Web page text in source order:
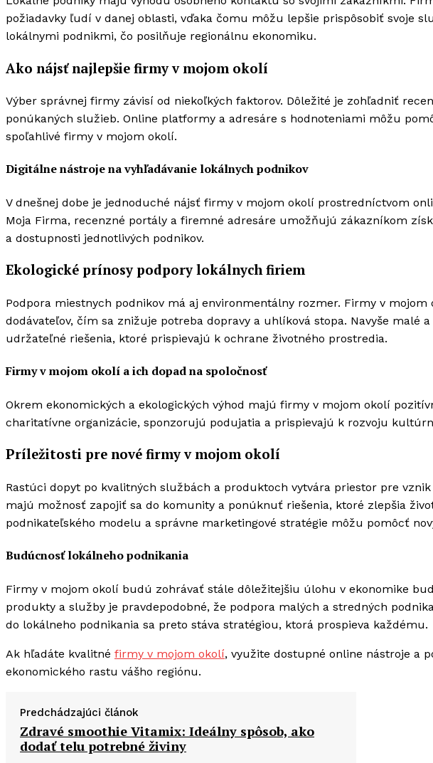
požiadavky ľudí v danej oblasti, vďaka čomu môžu lepšie prispôsobiť svoje
lokálnymi podnikmi, čo posilňuje regionálnu ekonomiku.
Ako nájsť najlepšie firmy v mojom okolí
Výber správnej firmy závisí od niekoľkých faktorov. Dôležité je zohľadniť
ponúkaných služieb. Online platformy a adresáre s hodnoteniami môžu
spoľahlivé firmy v mojom okolí.
Digitálne nástroje na vyhľadávanie lokálnych podnikov
V dnešnej dobe je jednoduché nájsť firmy v mojom okolí prostredníctvom
Moja Firma, recenzné portály a firemné adresáre umožňujú zákazníkom
a dostupnosti jednotlivých podnikov.
Ekologické prínosy podpory lokálnych firiem
Podpora miestnych podnikov má aj environmentálny rozmer. Firmy v
dodávateľov, čím sa znižuje potreba dopravy a uhlíková stopa. Navyše malé
udržateľné riešenia, ktoré prispievajú k ochrane životného prostredia.
Firmy v mojom okolí a ich dopad na spoločnosť
Okrem ekonomických a ekologických výhod majú firmy v mojom okolí
charitatívne organizácie, sponzorujú podujatia a prispievajú k rozvoju
Príležitosti pre nové firmy v mojom okolí
Rastúci dopyt po kvalitných službách a produktoch vytvára priestor pre
majú možnosť zapojiť sa do komunity a ponúknuť riešenia, ktoré zlepšia
podnikateľského modelu a správne marketingové stratégie môžu pomôcť
Budúcnosť lokálneho podnikania
Firmy v mojom okolí budú zohrávať stále dôležitejšiu úlohu v ekonomike
produkty a služby je pravdepodobné, že podpora malých a stredných
do lokálneho podnikania sa preto stáva stratégiou, ktorá prospieva každému.
Ak hľadáte kvalitné firmy v mojom okolí, využite dostupné online nástroje a
ekonomického rastu vášho regiónu.
Predchádzajúci článok
Zdravé smoothie Vitamix: Ideálny spôsob, ako
dodať telu potrebné živiny